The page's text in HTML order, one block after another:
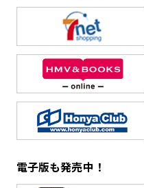
電子版も発売中！